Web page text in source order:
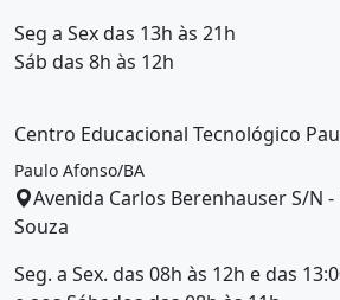
Seg a Sex das 13h às 21h
Sáb das 8h às 12h
Centro Educacional Tecnológico
Paulo Afonso/BA
Avenida Carlos Berenhauser S/N
Souza
Seg. a Sex. das 08h às 12h e das